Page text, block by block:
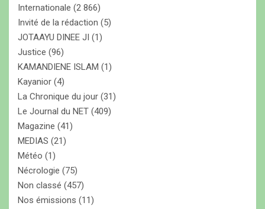
Internationale (2 866)
Invité de la rédaction (5)
JOTAAYU DINEE JI (1)
Justice (96)
KAMANDIENE ISLAM (1)
Kayanior (4)
La Chronique du jour (31)
Le Journal du NET (409)
Magazine (41)
MEDIAS (21)
Météo (1)
Nécrologie (75)
Non classé (457)
Nos émissions (11)